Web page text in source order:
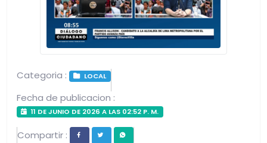
Categoria : LOCAL
Fecha de publicacion :
11 DE JUNIO DE 2026 A LAS 02:52 P. M.
Compartir :